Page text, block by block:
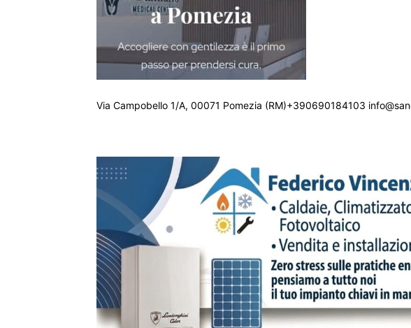
Via Campobello 1/A, 00071 Pomezia (RM)+390690184103